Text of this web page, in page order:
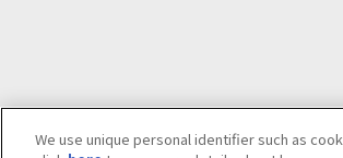
We use unique personal identifier such as